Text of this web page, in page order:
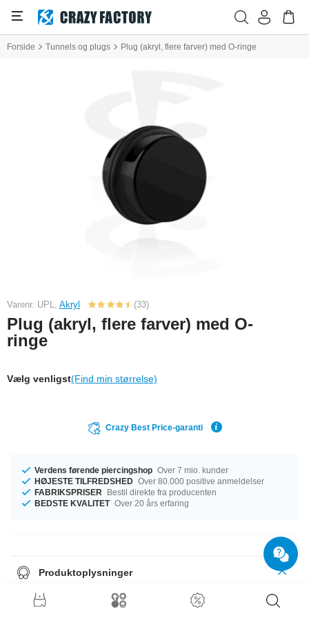
Forside Tunnels og plugs Plug (akryl, flere farver) med O-ringe
Varenr. UPL, Akryl (33)
Plug (akryl, flere farver) med O-
ringe
Vælg venligst(Find min størrelse)
Crazy Best Price-garanti
Verdens førende piercingshop Over 7 mio. kunder
HØJESTE TILFREDSHED Over 80.000 positive anmeldelser
FABRIKSPRISER
Bestil direkte fra producenten
BEDSTE KVALITET Over 20 års erfaring
Produktoplysninger
Make a statement with this bright coloured plug made of acrylic. Available
in many vibrant colours radiating fun and energy. Select your size and get